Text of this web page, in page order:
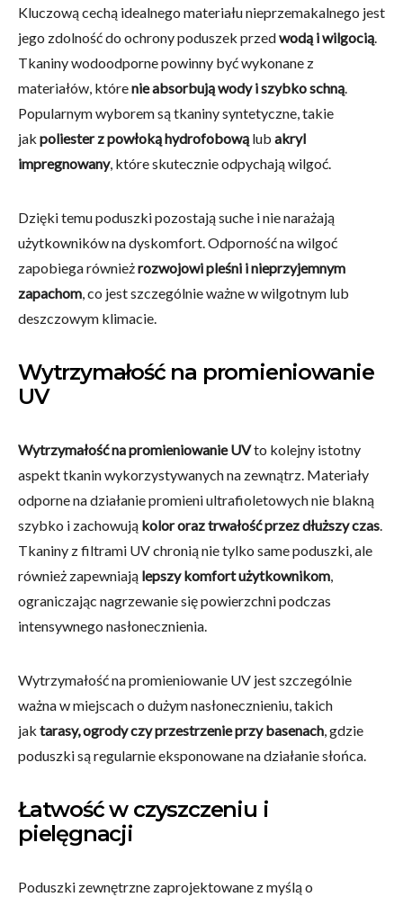
Kluczową cechą idealnego materiału nieprzemakalnego jest
jego zdolność do ochrony poduszek przedwodą i wilgocią.
Tkaniny wodoodporne powinny być wykonane z
materiałów, którenie absorbują wody i szybko schną.
Popularnym wyborem są tkaniny syntetyczne, takie
jak poliester z powłoką hydrofobową lub akryl
impregnowany, które skutecznie odpychają wilgoć.
Dzięki temu poduszki pozostają suche i nie narażają
użytkowników na dyskomfort. Odporność na wilgoć
zapobiega równieżrozwojowi pleśni i nieprzyjemnym
zapachom, co jest szczególnie ważne w wilgotnym lub
deszczowym klimacie.
Wytrzymałość na promieniowanie
UV
Wytrzymałość na promieniowanie UVto kolejny istotny
aspekt tkanin wykorzystywanych na zewnątrz. Materiały
odporne na działanie promieni ultrafioletowych nie blakną
szybko i zachowują kolor oraz trwałość przez dłuższy czas.
Tkaniny z filtrami UV chronią nie tylko same poduszki, ale
również zapewniają lepszy komfort użytkownikom,
ograniczając nagrzewanie się powierzchni podczas
intensywnego nasłonecznienia.
Wytrzymałość na promieniowanie UV jest szczególnie
ważna w miejscach o dużym nasłonecznieniu, takich
jak tarasy, ogrody czy przestrzenie przy basenach, gdzie
poduszki są regularnie eksponowane na działanie słońca.
Łatwość w czyszczeniu i
pielęgnacji
Poduszki zewnętrzne zaprojektowane z myślą o